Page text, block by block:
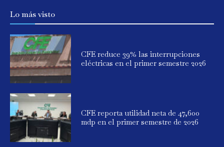
Lo más visto
CFE reduce 39% las interrupciones
eléctricas en el primer semestre 2026
CFE reporta utilidad neta de 47,600
mdp en el primer semestre de 2026